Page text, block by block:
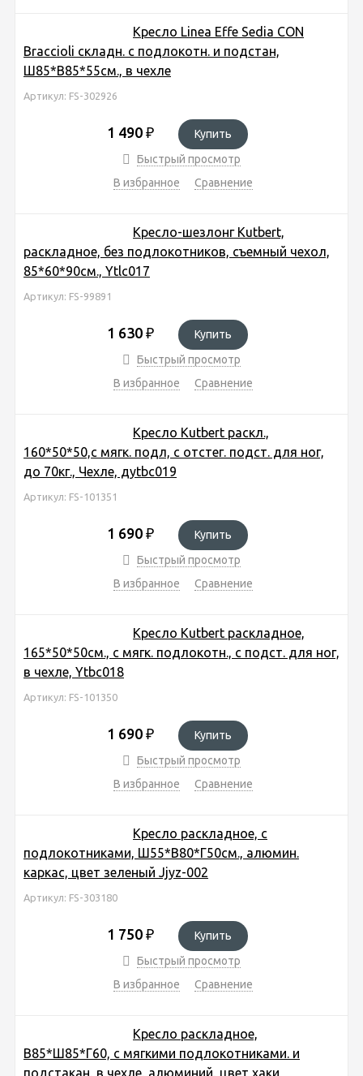
Кресло Linea Effe Sedia CON
Braccioli складн. с подлокотн. и подстан,
Ш85*В85*55см., в чехле
Артикул: FS-302926
1 490 ₽
Купить
Быстрый просмотр
В избранное
Сравнение
Кресло-шезлонг Kutbert,
раскладное, без подлокотников, съемный чехол,
85*60*90см., Ytlc017
Артикул: FS-99891
1 630 ₽
Купить
Быстрый просмотр
В избранное
Сравнение
Кресло Kutbert раскл.,
160*50*50,с мягк. подл, с отстег. подст. для ног,
до 70кг., Чехле, дytbc019
Артикул: FS-101351
1 690 ₽
Купить
Быстрый просмотр
В избранное
Сравнение
Кресло Kutbert раскладное,
165*50*50см., с мягк. подлокотн., с подст. для ног,
в чехле, Ytbc018
Артикул: FS-101350
1 690 ₽
Купить
Быстрый просмотр
В избранное
Сравнение
Кресло раскладное, с
подлокотниками, Ш55*В80*Г50см., алюмин.
каркас, цвет зеленый Jjyz-002
Артикул: FS-303180
1 750 ₽
Купить
Быстрый просмотр
В избранное
Сравнение
Кресло раскладное,
В85*Ш85*Г60, с мягкими подлокотниками. и
подстакан, в чехле, алюминий, цвет хаки